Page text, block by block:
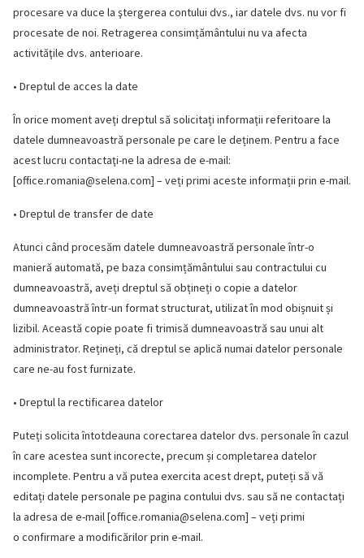
procesare va duce la ştergerea contului dvs., iar datele dvs. nu vor fi
procesate de noi. Retragerea consimțământului nu va afecta
activităţile dvs. anterioare.
• Dreptul de acces la date
În orice moment aveți dreptul să solicitați informații referitoare la
datele dumneavoastră personale pe care le deținem. Pentru a face
acest lucru contactaţi-ne la adresa de e-mail:
[office.romania@selena.com] – veți primi aceste informații prin e-mail.
• Dreptul de transfer de date
Atunci când procesăm datele dumneavoastră personale într-o
manieră automată, pe baza consimțământului sau contractului cu
dumneavoastră, aveți dreptul să obțineți o copie a datelor
dumneavoastră într-un format structurat, utilizat în mod obișnuit și
lizibil. Această copie poate fi trimisă dumneavoastră sau unui alt
administrator. Rețineți, că dreptul se aplică numai datelor personale
care ne-au fost furnizate.
• Dreptul la rectificarea datelor
Puteți solicita întotdeauna corectarea datelor dvs. personale în cazul
în care acestea sunt incorecte, precum și completarea datelor
incomplete. Pentru a vă putea exercita acest drept, puteți să vă
editați datele personale pe pagina contului dvs. sau să ne contactați
la adresa de e-mail [office.romania@selena.com] – veți primi
o confirmare a modificărilor prin e-mail.